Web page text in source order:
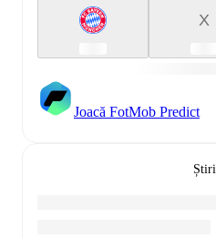
X
Joacă FotMob Predict
Știri